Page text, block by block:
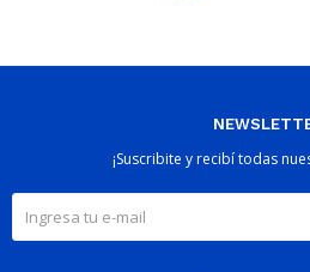
¡Suscribite y recibí todas